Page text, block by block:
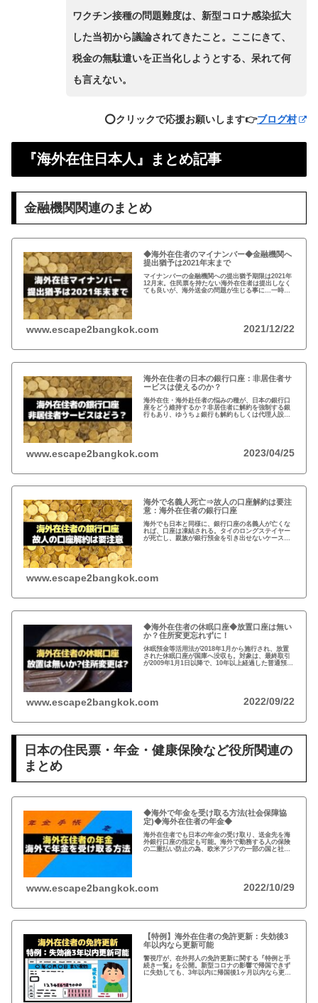
ワクチン接種の問題難度は、新型コロナ感染拡大
した当初から議論されてきたこと。ここにきて、
税金の無駄遣いを正当化しようとする、呆れて何
も言えない。
⭕️クリックで応援お願いします👉ブログ村
『海外在住日本人』まとめ記事
金融機関関連のまとめ
◆海外在住者のマイナンバー◆金融機関へ
提出猶予は2021年末まで
マイナンバーの金融機関への提出猶予期限は2021年
12月末。住民票を持たない海外在住者は提出しなく
ても良いが、海外送金の問題が生じる事に…一時帰
www.escape2bangkok.com 2021/12/22
海外在住者の日本の銀行口座：非居住者サ
ービスは使えるのか？
海外在住・海外赴任者の悩みの種が、日本の銀行口
座をどう維持するか？非居住者に解約を強制する銀
行もあり、ゆうちょ銀行も解約もしくは代理人設定
www.escape2bangkok.com 2023/04/25
海外で名義人死亡⇒故人の口座解約は要注
意：海外在住者の銀行口座
海外でも日本と同様に、銀行口座の名義人が亡くな
れば、口座は凍結される。タイのロングステイヤー
が死亡し、親族が銀行預金を引き出せないケースが
www.escape2bangkok.com
◆海外在住者の休眠口座◆放置口座は無い
か？住所変更忘れずに！
休眠預金等活用法が2018年1月から施行され、放置
された休眠口座が国庫へ没収も。対象は、最終取引
が2009年1月1日以降で、10年以上経過した普通預
www.escape2bangkok.com 2022/09/22
日本の住民票・年金・健康保険など役所関連の
まとめ
◆海外で年金を受け取る方法(社会保障協
定)◆海外在住者の年金◆
海外在住者でも日本の年金の受け取り、送金先を海
外銀行口座の指定も可能。海外で勤務する人の保険
の二重払い防止の為、欧米アジアの一部の国と社会
www.escape2bangkok.com 2022/10/29
【特例】海外在住者の免許更新：失効後3
年以内なら更新可能
警視庁が、在外邦人の免許更新に関する『特例と手
続き一覧』を公開。新型コロナの影響で帰国できず
に失効しても、3年以内に帰国後1ヶ月以内なら更新